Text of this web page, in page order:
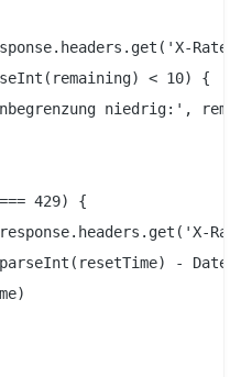
< 10) {
niedrig:',
429) {
-